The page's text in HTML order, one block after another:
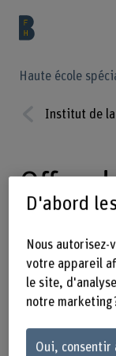
Haute école
ious
Institut de
Offre
En
les milieux
mesures,
analyses
D'abord
Nous autorisez-
votre appareil
le site,
notre marketing
Oui, consentir